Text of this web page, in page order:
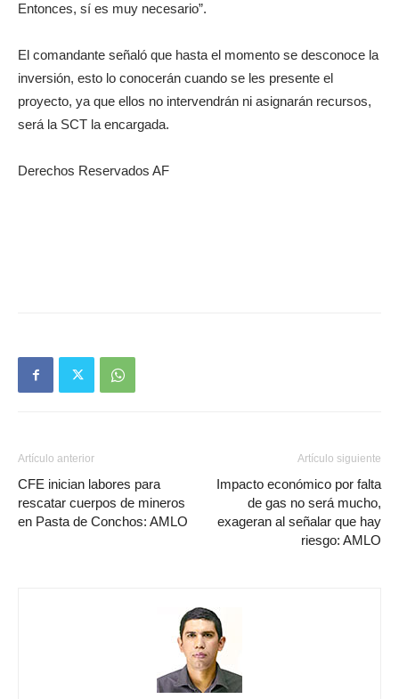
Entonces, sí es muy necesario”.
El comandante señaló que hasta el momento se desconoce la
inversión, esto lo conocerán cuando se les presente el
proyecto, ya que ellos no intervendrán ni asignarán recursos,
será la SCT la encargada.
Derechos Reservados AF
Artículo anterior
CFE inician labores para
rescatar cuerpos de mineros
en Pasta de Conchos: AMLO
Artículo siguiente
Impacto económico por falta
de gas no será mucho,
exageran al señalar que hay
riesgo: AMLO